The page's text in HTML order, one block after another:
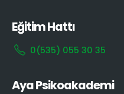
Eğitim Hattı
0(535) 055 30 35
Aya Psikoakademi